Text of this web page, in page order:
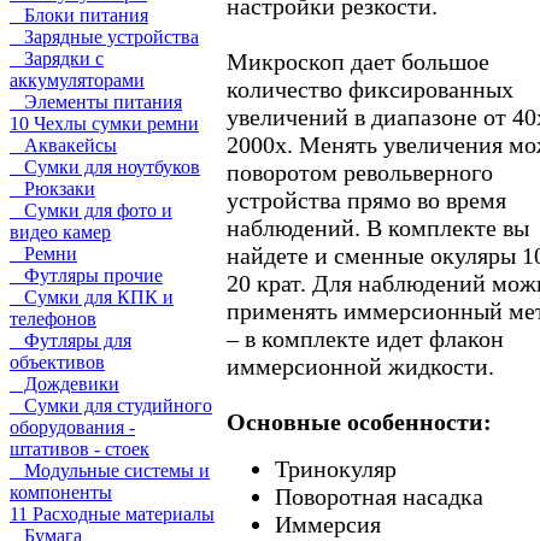
Блоки питания
Зарядные устройства
Зарядки с
аккумуляторами
Элементы питания
10 Чехлы сумки ремни
Аквакейсы
Сумки для ноутбуков
Рюкзаки
Сумки для фото и
видео камер
Ремни
Футляры прочие
Сумки для КПК и
телефонов
Футляры для
объективов
Дождевики
Сумки для студийного
оборудования -
штативов - стоек
Модульные системы и
компоненты
11 Расходные материалы
Бумага
настройки резкости.
Микроскоп дает большое
количество фиксированных
увеличений в диапазоне от
2000х. Менять увеличения
поворотом револьверного
устройства прямо во время
наблюдений. В комплекте вы
найдете и сменные окуляры
20 крат. Для наблюдений
применять иммерсионный
– в комплекте идет флакон
иммерсионной жидкости.
Основные особенности:
Тринокуляр
Поворотная насадка
Иммерсия